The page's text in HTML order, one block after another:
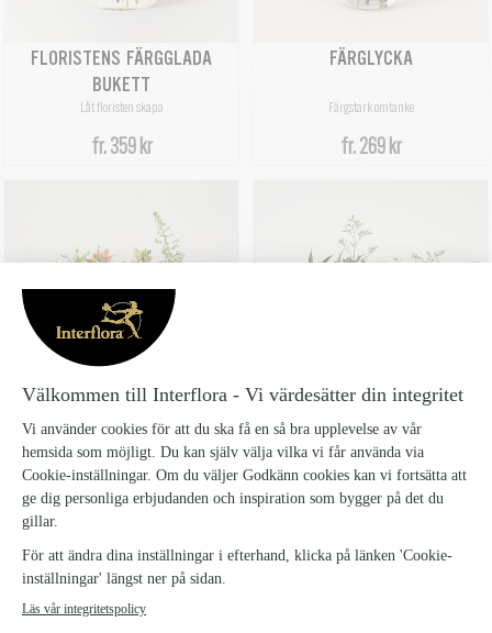
FLORISTENS FÄRGGLADA
BUKETT
Låt floristen skapa
fr.359 kr
FÄRGLYCKA
Färgstark omtanke
fr.269 kr
SOMMARFEST
fr. 299 kr
GRATTIS
fr.379 kr